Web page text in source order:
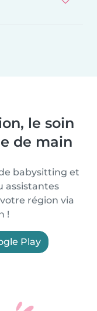
le soin
de main
babysitting et
assistantes
région via
!
Play